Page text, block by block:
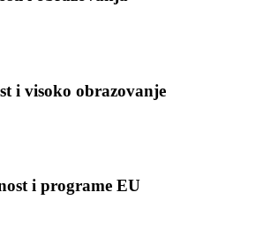
i visoko obrazovanje
i programe EU